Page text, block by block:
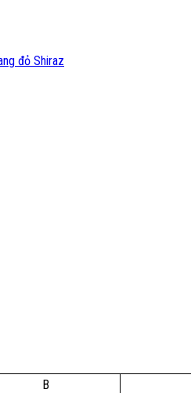
đỏ Shiraz
B